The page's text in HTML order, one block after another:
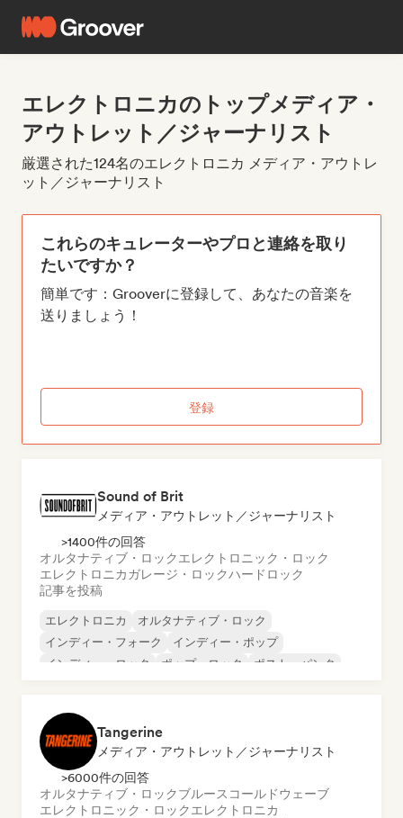
エレクトロニカのトップメディア・
アウトレット／ジャーナリスト
厳選された124名のエレクトロニカ メディア・アウトレ
ット／ジャーナリスト
これらのキュレーターやプロと連絡を取り
たいですか？
簡単です：Grooverに登録して、あなたの音楽を
送りましょう！
登録
Sound of Brit
メディア・アウトレット／ジャーナリスト
>1400件の回答
オルタナティブ・ロックエレクトロニック・ロック
エレクトロニカガレージ・ロックハードロック
記事を投稿
エレクトロニカ
オルタナティブ・ロック
インディー・フォーク
インディー・ポップ
インディー・ロック
ポップ・ロック
ポスト・パンク
Tangerine
メディア・アウトレット／ジャーナリスト
>6000件の回答
オルタナティブ・ロックブルース コールドウェーブ
エレクトロニック・ロックエレクトロニカ